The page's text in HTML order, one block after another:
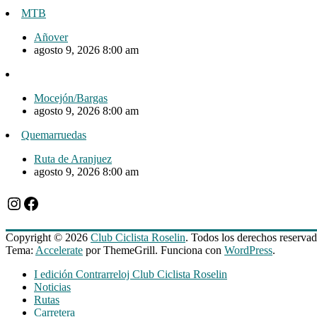
MTB
Añover
agosto 9, 2026 8:00 am
Mocejón/Bargas
agosto 9, 2026 8:00 am
Quemarruedas
Ruta de Aranjuez
agosto 9, 2026 8:00 am
Instagram
Facebook
Copyright © 2026 Club Ciclista Roselin. Todos los derechos
Tema: Accelerate por ThemeGrill. Funciona con WordPress.
I edición Contrarreloj Club Ciclista Roselin
Noticias
Rutas
Carretera